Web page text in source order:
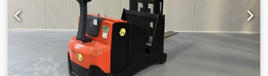
94 / 9 / EG Gasgroep = IIIB ( niet geleidende stof ) Type = 2D
( toegestaan in Zone 21 ) Temp klasse = T4 ( 135 *C
)Uitgevoerd met - MAST FFL - 2 Delig - VRIJDRAGENDE
verstelbare heftruck lepels - GESCHIKT voor alle soorten
pallets